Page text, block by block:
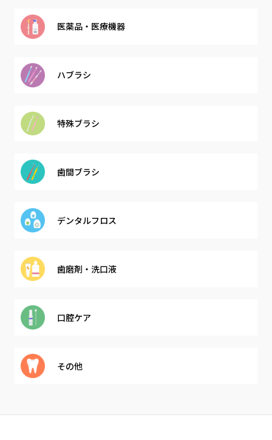
医薬品・ 医療機器
ハブラシ
特殊ブラシ
歯間ブラシ
デンタルフロス
歯磨剤・ 洗口液
口腔ケア
その他